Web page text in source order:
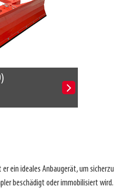
ein ideales Anbaugerät, um
beschädigt oder immobilisiert